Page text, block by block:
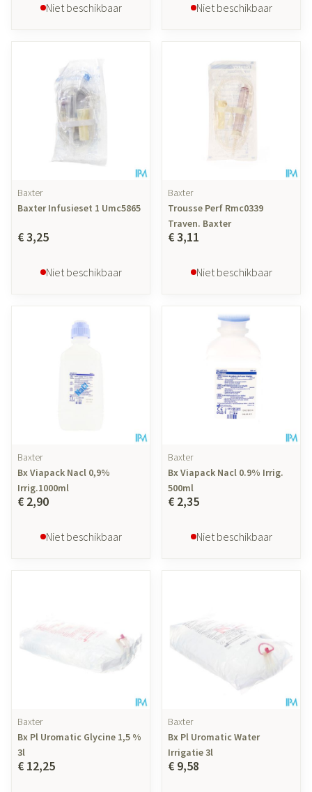
Niet beschikbaar Niet beschikbaar
Baxter
Baxter Infusieset 1 Umc5865
€ 3,25
Niet beschikbaar
Baxter
Trousse Perf Rmc0339
Traven. Baxter
€ 3,11
Niet beschikbaar
Baxter
Bx Viapack Nacl 0,9%
Irrig.1000ml
€ 2,90
Niet beschikbaar
Baxter
Bx Viapack Nacl 0.9% Irrig.
500ml
€ 2,35
Niet beschikbaar
Baxter
Bx Pl Uromatic Glycine 1,5 %
3l
€ 12,25
Baxter
Bx Pl Uromatic Water
Irrigatie 3l
€ 9,58